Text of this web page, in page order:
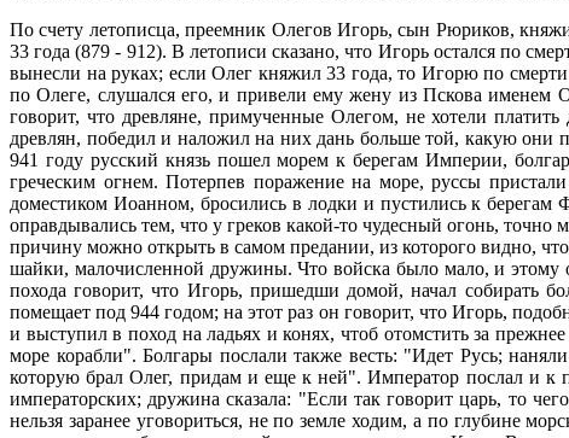
По счету летописца, преемник Олегов Игорь, сын Рюриков,
33 года (879 - 912). В летописи сказано, что Игорь остался по
вынесли на руках; если Олег княжил 33 года, то Игорю по
по Олеге, слушался его, и привели ему жену из Пскова именем
говорит, что древляне, примученные Олегом, не хотели
древлян, победил и наложил на них дань больше той, какую они
941 году русский князь пошел морем к берегам Империи,
греческим огнем. Потерпев поражение на море, руссы
доместиком Иоанном, бросились в лодки и пустились к
оправдывались тем, что у греков какой-то чудесный огонь,
причину можно открыть в самом предании, из которого видно,
шайки, малочисленной дружины. Что войска было мало, и этому
похода говорит, что Игорь, пришедши домой, начал собирать
помещает под 944 годом; на этот раз он говорит, что Игорь,
и выступил в поход на ладьях и конях, чтоб отомстить за
море корабли". Болгары послали также весть: "Идет Русь;
которую брал Олег, придам и еще к ней". Император послал и к
императорских; дружина сказала: "Если так говорит царь, то
нельзя заранее уговориться, не по земле ходим, а по глубине